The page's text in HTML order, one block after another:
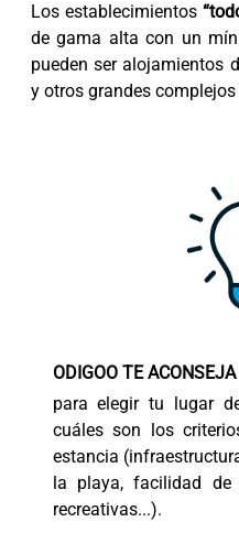
Los establecimientos
de gama alta con un
pueden ser alojamientos
y otros grandes
ODIGOO TE ACONSEJA
para elegir tu lugar
cuáles son los
estancia
la playa, facilidad de
recreativas...).